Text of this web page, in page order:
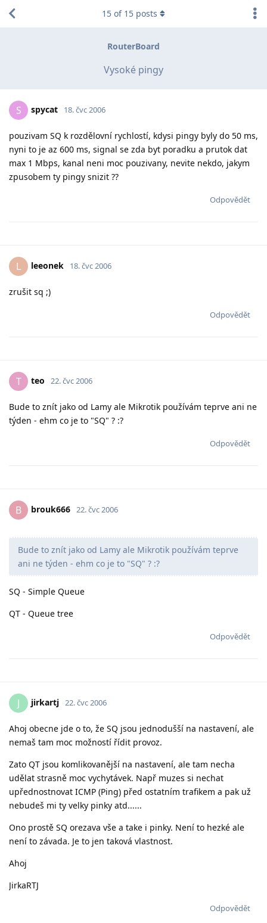
RouterBoard
Vysoké pingy
15 of 15 posts
S spycat 18. čvc 2006
pouzivam SQ k rozdělovní rychlostí, kdysi pingy byly do 50 ms,
nyni to je az 600 ms, signal se zda byt poradku a prutok dat
max 1 Mbps, kanal neni moc pouzivany, nevite nekdo, jakym
zpusobem ty pingy snizit ??
Odpovědět
L leeonek 18. čvc 2006
zrušit sq ;)
Odpovědět
T teo 22. čvc 2006
Bude to znít jako od Lamy ale Mikrotik používám teprve ani ne
týden - ehm co je to "SQ" ? :?
Odpovědět
B brouk666 22. čvc 2006
Bude to znít jako od Lamy ale Mikrotik používám teprve
ani ne týden - ehm co je to "SQ" ? :?
SQ - Simple Queue
QT - Queue tree
Odpovědět
J jirkartj 22. čvc 2006
Ahoj obecne jde o to, že SQ jsou jednodušší na nastavení, ale
nemaš tam moc možností řídit provoz.
Zato QT jsou komlikovanější na nastavení, ale tam necha
udělat strasně moc vychytávek. Např muzes si nechat
upřednostnovat ICMP (Ping) před ostatním trafikem a pak už
nebudeš mi ty velky pinky atd......
Ono prostě SQ orezava vše a take i pinky. Není to hezké ale
není to závada. Je to jen taková vlastnost.
Ahoj
JirkaRTJ
Odpovědět